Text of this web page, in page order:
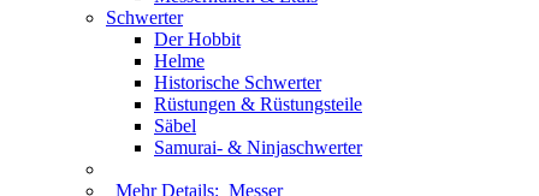
Schwerter
Der Hobbit
Helme
Historische Schwerter
Rüstungen & Rüstungsteile
Säbel
Samurai- & Ninjaschwerter
Mehr Details: Messer